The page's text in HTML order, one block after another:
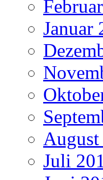
Januar
August
Juli